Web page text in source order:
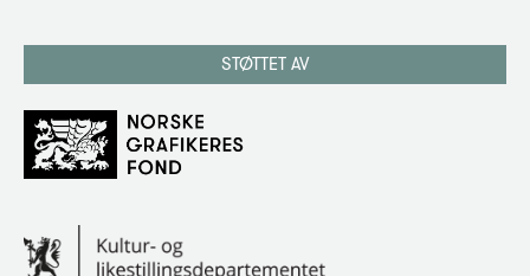
STØTTET AV